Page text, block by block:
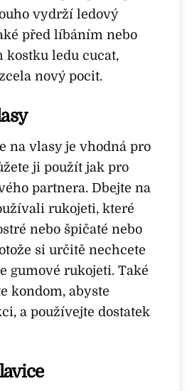
vydrží ledový
před líbáním nebo
kostku ledu cucat,
nový pocit.
na vlasy je vhodná pro
ji použít jak pro
partnera. Dbejte na
rukojeti, které
nebo špičaté nebo
si určitě nechcete
gumové rukojeti. Také
kondom, abyste
a používejte dostatek